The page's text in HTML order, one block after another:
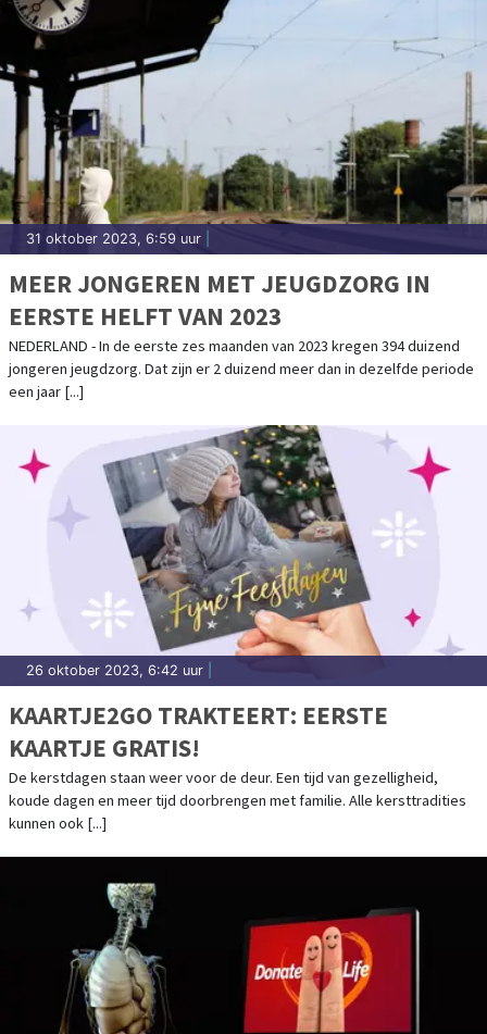
31 oktober 2023, 6:59 uur
MEER JONGEREN MET JEUGDZORG IN
EERSTE HELFT VAN 2023
NEDERLAND - In de eerste zes maanden van 2023 kregen 394 duizend
jongeren jeugdzorg. Dat zijn er 2 duizend meer dan in dezelfde periode
een jaar [...]
26 oktober 2023, 6:42 uur
KAARTJE2GO TRAKTEERT: EERSTE
KAARTJE GRATIS!
De kerstdagen staan weer voor de deur. Een tijd van gezelligheid,
koude dagen en meer tijd doorbrengen met familie. Alle kersttradities
kunnen ook [...]